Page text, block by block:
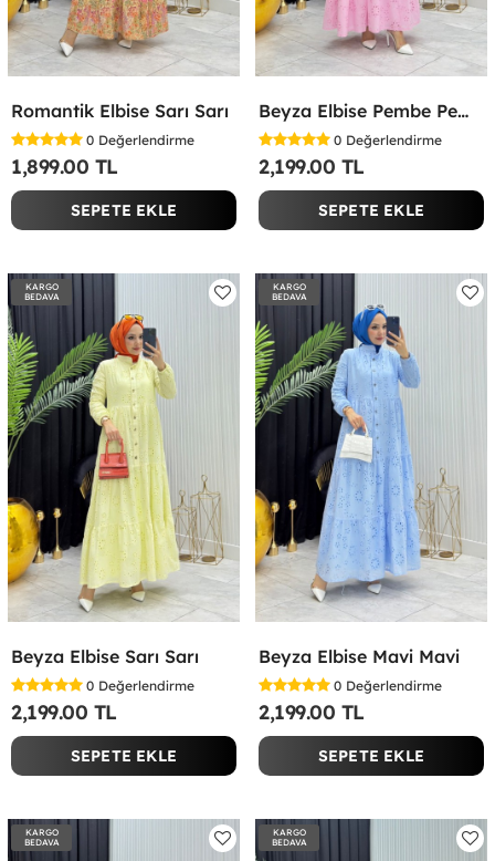
Romantik Elbise Sarı Sarı
0 Değerlendirme
1,899.00 TL
SEPETE EKLE
Beyza Elbise Pembe Pembe
0 Değerlendirme
2,199.00 TL
SEPETE EKLE
KARGO
BEDAVA
Beyza Elbise Sarı Sarı
0 Değerlendirme
2,199.00 TL
SEPETE EKLE
KARGO
BEDAVA
Beyza Elbise Mavi Mavi
0 Değerlendirme
2,199.00 TL
SEPETE EKLE
KARGO
BEDAVA
KARGO
BEDAVA